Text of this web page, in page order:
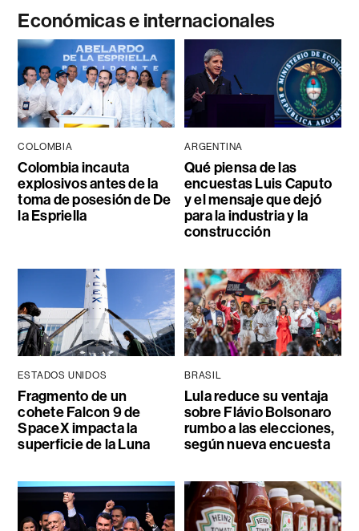
Económicas e internacionales
COLOMBIA
Colombia incauta
explosivos antes de la
toma de posesión de De
la Espriella
ARGENTINA
Qué piensa de las
encuestas Luis Caputo
y el mensaje que dejó
para la industria y la
construcción
ESTADOS UNIDOS
Fragmento de un
cohete Falcon 9 de
SpaceX impacta la
superficie de la Luna
BRASIL
Lula reduce su ventaja
sobre Flávio Bolsonaro
rumbo a las elecciones,
según nueva encuesta